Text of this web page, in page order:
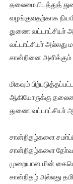
தலைமையிடத்துத்
வழங்குவதற்காக
துணை வட்டாட்சியா்
வட்டாட்சியா் அல்லது
சான்றினை அளிக்கும்
மிகவும்
ஆகியோருக்கு
துணை வட்டாட்சியா்
சான்றிதழ்களை
சான்றிதழ்களை
முறையான மின்
சான்றிதழ் அல்லது